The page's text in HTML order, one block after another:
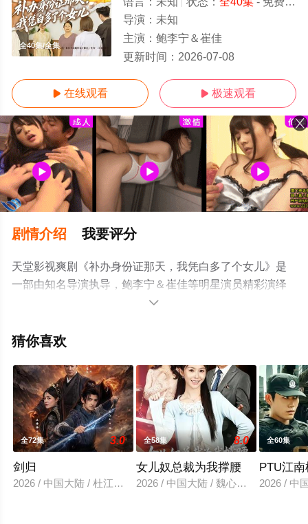
全40集/全集
导演： 未知
主演： 鲍李宁＆崔佳
更新时间： 2026-07-08
 在线观看  极速观看
剧情介绍 我要评分
天堂影视爽剧《补办身份证那天，我凭白多了个女儿》是
一部由知名导演执导，鲍李宁＆崔佳等明星演员精彩演绎
的中国大陆电视剧，大结局剧情已揭晓（全40集），手机
更多相关信息可移步至豆瓣电视剧、电视猫或剧情网等平

猜你喜欢
全72集 3.0
剑归
2026 / 中国大陆 / 杜江山＆王格格lyc＆李连杰
全58集 8.0
女儿奴总裁为我撑腰
2026 / 中国大陆 / 魏心宁＆常晋
全60集
PTU江
2026 / 中